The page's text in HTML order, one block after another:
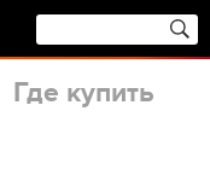
Где купить